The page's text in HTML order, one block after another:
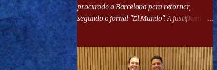
procurado o Barcelona para retornar,
segundo o jornal "El Mundo". A justificativa
"Mundo Deportivo", o empresário, Neymar
Pai, negou NEYMAR NO BARCELONA?